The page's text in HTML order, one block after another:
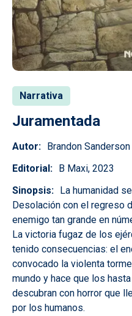
Narrativa
Juramentada
Autor
Brandon Sanderson
Editorial
B Maxi, 2023
Sinopsis
La humanidad
Desolación con el regreso
enemigo tan grande en
La victoria fugaz de los
tenido consecuencias: el
convocado la violenta
mundo y hace que los
descubran con horror que
por los humanos.